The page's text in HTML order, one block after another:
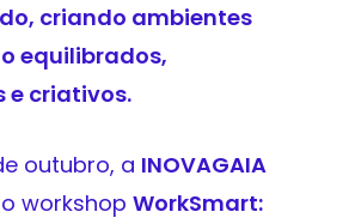
criando ambientes
equilibrados,
e criativos.
outubro, a INOVAGAIA
workshop WorkSmart: